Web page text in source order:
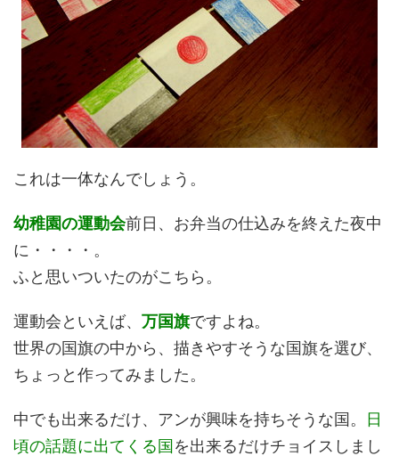
これは一体なんでしょう。
幼稚園の運動会前日、お弁当の仕込みを終えた夜中
に・・・・。
ふと思いついたのがこちら。
運動会といえば、 万国旗ですよね。
世界の国旗の中から、描きやすそうな国旗を選び、
ちょっと作ってみました。
中でも出来るだけ、アンが興味を持ちそうな国。
日
頃の話題に出てくる国 を出来るだけチョイスしまし